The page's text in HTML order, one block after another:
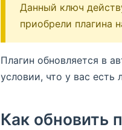
Данный ключ
приобрели плагина
Плагин обновляется в
условии, что у вас
Как обновить